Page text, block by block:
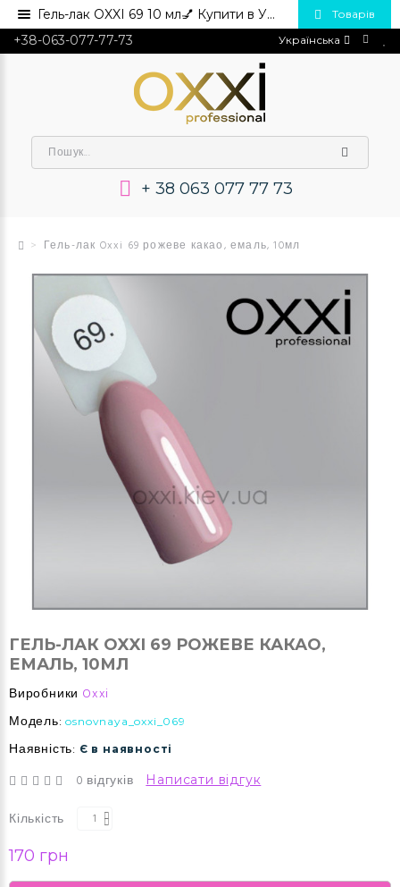
+38-063-077-77-73 Українська
+ 38 063 077 77 73
Товарів
Гель-лак Oxxi 69 рожеве какао, емаль, 10мл
ГЕЛЬ-ЛАК OXXI 69 РОЖЕВЕ КАКАО,
ЕМАЛЬ, 10МЛ
Виробники Oxxi
Модель: osnovnaya_oxxi_069
Наявність: Є в наявності
0 відгуків Написати відгук
Кількість
170 грн
Гель-лак OXXI 69 10 мл💅 Купити в Україні опт та роздріб